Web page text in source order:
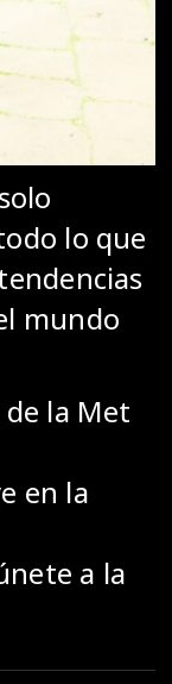
lo que
mundo
la Met
en la
a la